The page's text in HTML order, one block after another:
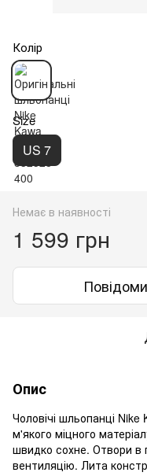
Колір
Size
US 7
Немає в наявності
1 599 грн
Опис
Чоловічі шльопанці
м'якого міцного
швидко сохне. Отвори в
вентиляцію. Лита